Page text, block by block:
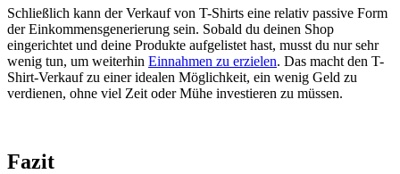
Schließlich kann der Verkauf von T-Shirts eine relativ passive Form
der Einkommensgenerierung sein. Sobald du deinen Shop
eingerichtet und deine Produkte aufgelistet hast, musst du nur sehr
wenig tun, um weiterhin Einnahmen zu erzielen. Das macht den T-
Shirt-Verkauf zu einer idealen Möglichkeit, ein wenig Geld zu
verdienen, ohne viel Zeit oder Mühe investieren zu müssen.
Fazit